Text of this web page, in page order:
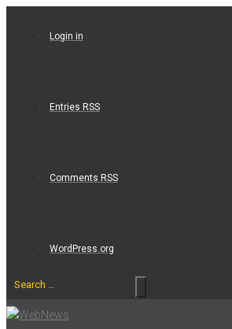
Login in
Entries RSS
Comments RSS
WordPress.org
Search